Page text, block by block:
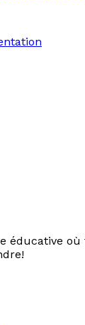
éducative où